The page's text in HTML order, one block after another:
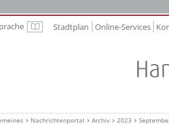
Leichte Sprache
Stadtplan Online-Services
Nachrichtenportal Archiv 2023